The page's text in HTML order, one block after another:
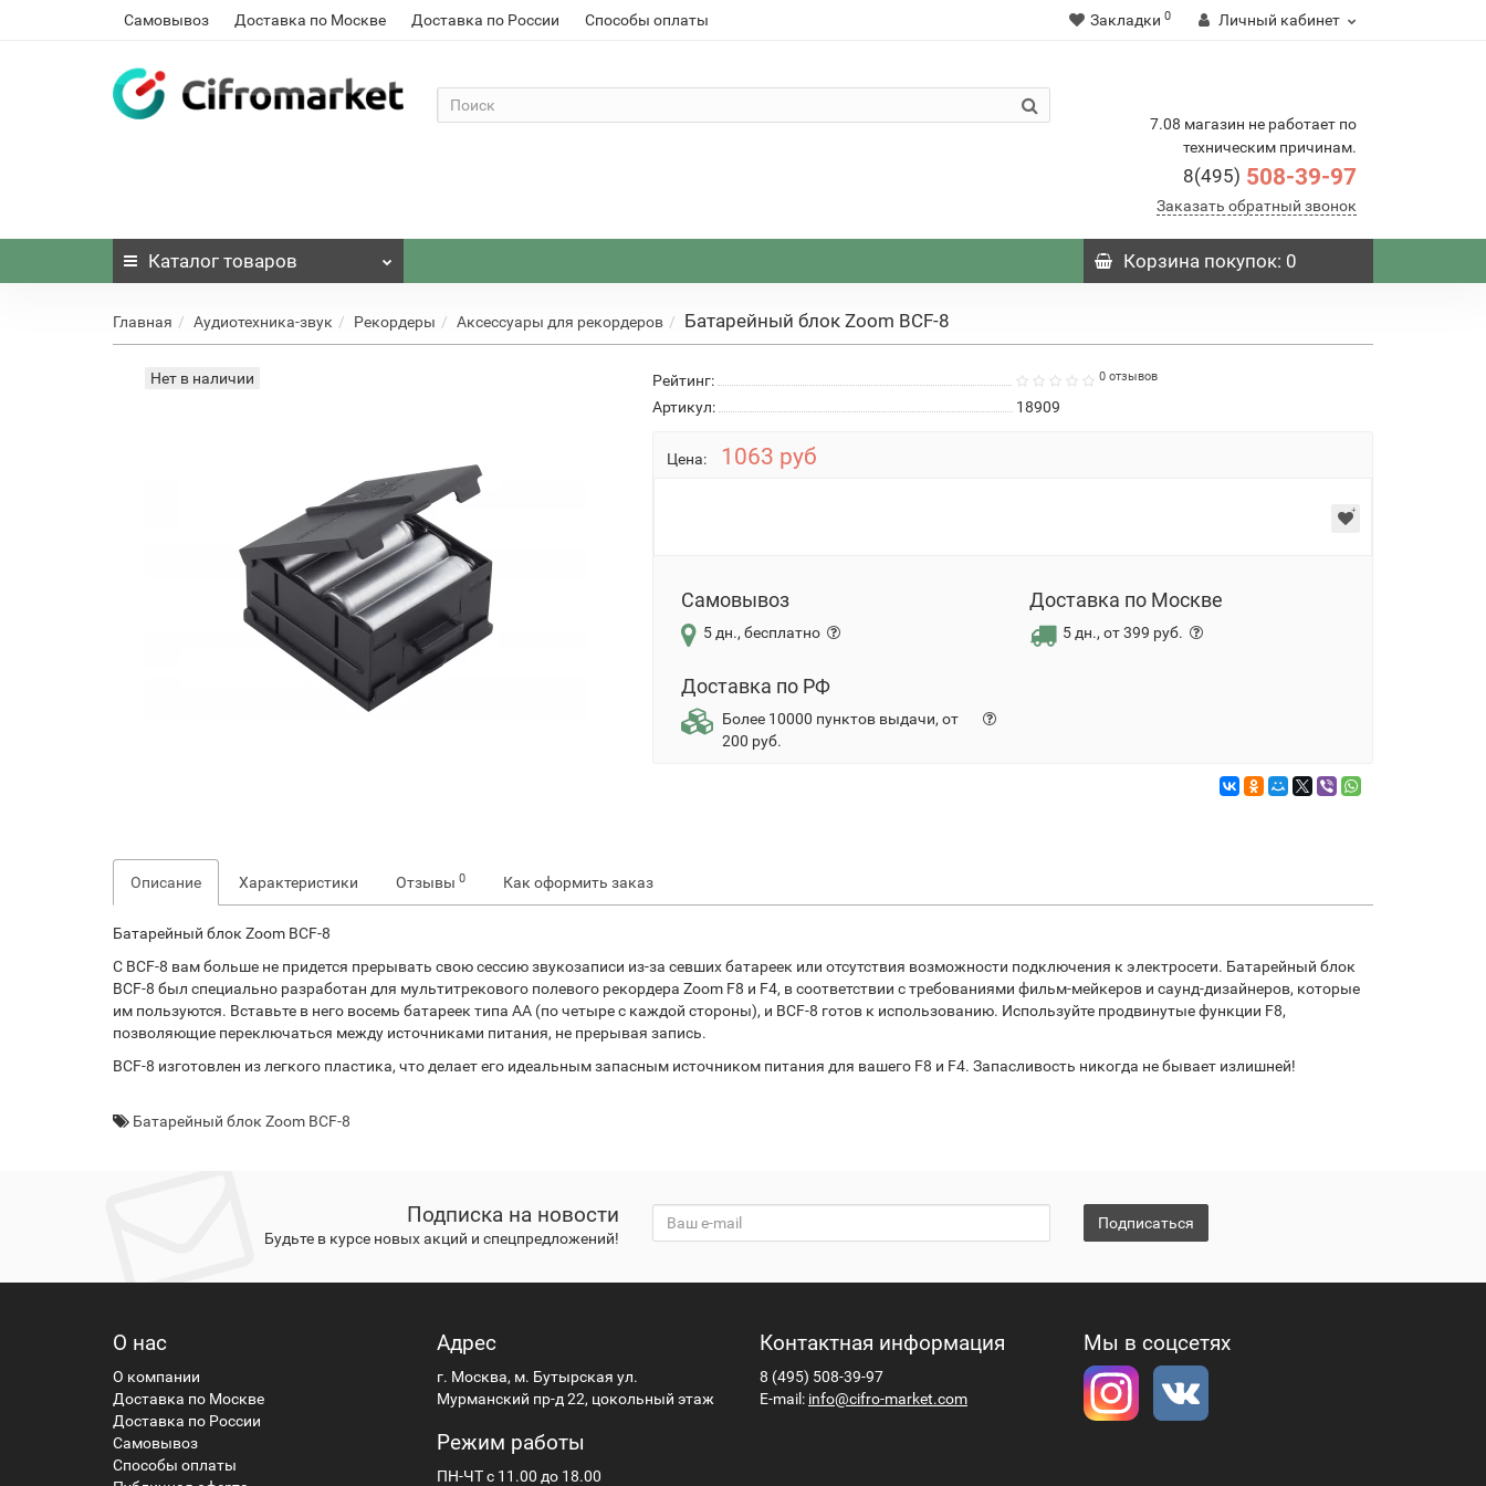
Самовывоз Доставка по Москве Доставка по России Способы оплаты Закладки 0 Личный кабинет
7.08 магазин не работает по
техническим причинам.
8(495) 508-39-97
Заказать обратный звонок
Каталог товаров Корзинапокупок: 0
Главная Аудиотехника-звук Рекордеры Аксессуары для рекордеров Батарейный блок Zoom BCF-8
Нет в наличии Рейтинг: 0 отзывов
Артикул: 18909
Цена: 1063 руб
Самовывоз
5 дн., бесплатно
Доставка по Москве
5 дн., от 399 руб.
Доставка по РФ
Более 10000 пунктов выдачи, от
200 руб.
Описание Характеристики Отзывы 0 Как оформить заказ
Батарейный блок Zoom BCF-8
С BCF-8 вам больше не придется прерывать свою сессию звукозаписи из-за севших батареек или отсутствия возможности подключения к электросети. Батарейный блок
BCF-8 был специально разработан для мультитрекового полевого рекордера Zoom F8 и F4, в соответствии с требованиями фильм-мейкеров и саунд-дизайнеров, которые
им пользуются. Вставьте в него восемь батареек типа АА (по четыре с каждой стороны), и BCF-8 готов к использованию. Используйте продвинутые функции F8,
позволяющие переключаться между источниками питания, не прерывая запись.
BCF-8 изготовлен из легкого пластика, что делает его идеальным запасным источником питания для вашего F8 и F4. Запасливость никогда не бывает излишней!
Батарейный блок Zoom BCF-8
Подписка на новости
Будьте в курсе новых акций и спецпредложений!
Подписаться
О нас
О компании
Доставка по Москве
Доставка по России
Самовывоз
Способы оплаты
Адрес
г. Москва, м. Бутырская ул.
Мурманский пр-д 22, цокольный этаж
Режим работы
ПН-ЧТ с 11.00 до 18.00
Контактная информация
8 (495) 508-39-97
E-mail: info@cifro-market.com
Мы в соцсетях